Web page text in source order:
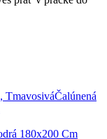
Čalúnená